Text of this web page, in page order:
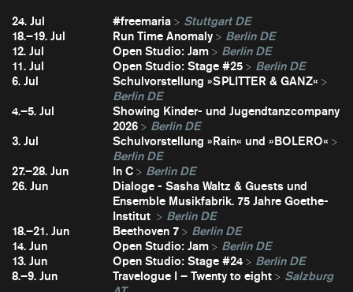
24. Jul #freemaria
Stuttgart DE
18.–19. Jul
Run Time Anomaly
Berlin DE
12. Jul
Open Studio: Jam
Berlin DE
11. Jul
Open Studio: Stage #25
Berlin DE
6. Jul
Schulvorstellung »SPLITTER & GANZ«
Berlin DE
4.–5. Jul
Showing Kinder- und Jugendtanzcompany
2026
Berlin DE
3. Jul
Schulvorstellung »Rain« und »BOLERO«
Berlin DE
27.–28. Jun
In C
Berlin DE
26. Jun
Dialoge - Sasha Waltz & Guests und
Ensemble Musikfabrik. 75 Jahre Goethe-
Institut
Berlin DE
18.–21. Jun
Beethoven 7
Berlin DE
14. Jun
Open Studio: Jam
Berlin DE
13. Jun
Open Studio: Stage #24
Berlin DE
8.–9. Jun
Travelogue I – Twenty to eight
Salzburg